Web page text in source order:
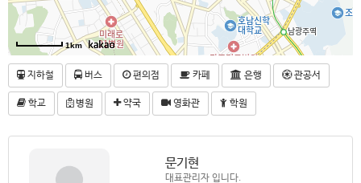
1km
지하철 버스 편의점 카페 은행 관공서
학교 병원 약국 영화관 학원
문기현
대표관리자 입니다.